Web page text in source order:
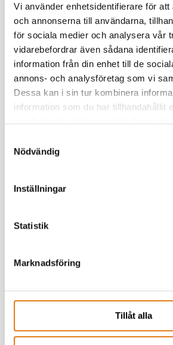
Vi använder enhetsidentifierare för att
och annonserna till användarna,
för sociala medier och analysera vår
vidarebefordrar även sådana
information från din enhet till de
annons- och analysföretag som vi
Dessa kan i sin tur kombinera
information som du har tillhandahållit
Nödvändig
Inställningar
Statistik
Marknadsföring
Tillåt alla
Guides
Vuores
invånarportal
Läs